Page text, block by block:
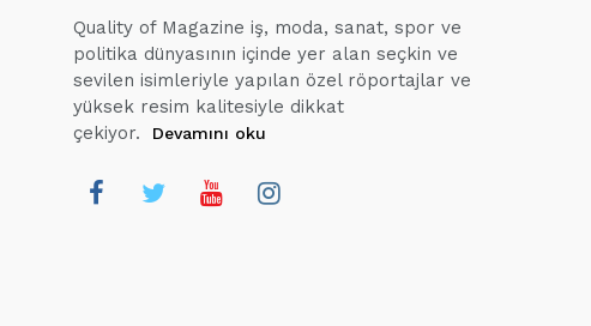
Quality of Magazine iş, moda, sanat, spor ve
politika dünyasının içinde yer alan seçkin ve
sevilen isimleriyle yapılan özel röportajlar ve
yüksek resim kalitesiyle dikkat
çekiyor.
Devamını oku